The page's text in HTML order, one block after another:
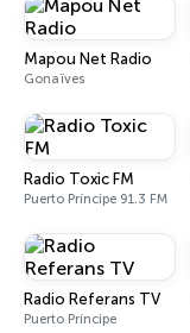
Mapou Net Radio
Gonaïves
Radio Toxic FM
Puerto Príncipe 91.3 FM
Radio Referans TV
Puerto Príncipe